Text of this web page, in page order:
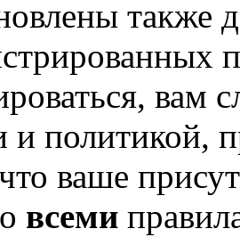
также
вам
и политикой,
ваше
всеми